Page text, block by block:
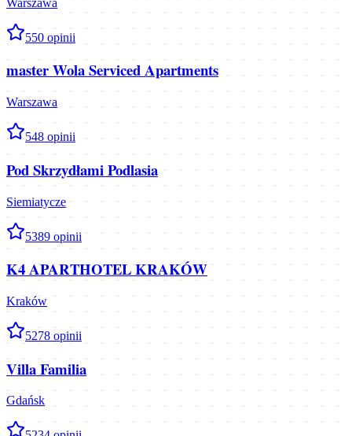
550 opinii
master Wola Serviced Apartments
Warszawa
548 opinii
Pod Skrzydłami Podlasia
Siemiatycze
5389 opinii
K4 APARTHOTEL KRAKÓW
Kraków
5278 opinii
Villa Familia
Gdańsk